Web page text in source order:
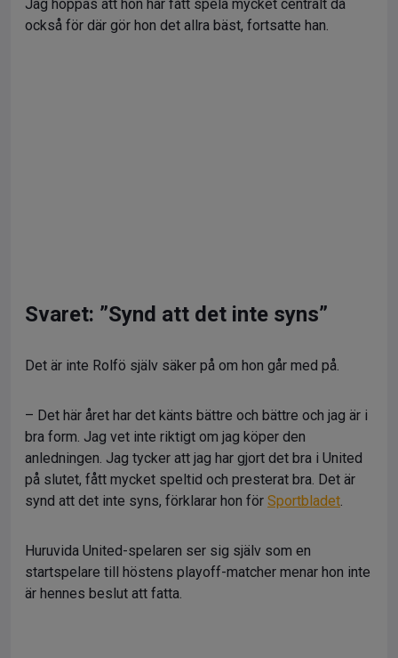
Jag hoppas att hon har fått spela mycket centralt då
också för där gör hon det allra bäst, fortsatte han.
Svaret: ”Synd att det inte syns”
Det är inte Rolfö själv säker på om hon går med på.
– Det här året har det känts bättre och bättre och jag är i
bra form. Jag vet inte riktigt om jag köper den
anledningen. Jag tycker att jag har gjort det bra i United
på slutet, fått mycket speltid och presterat bra. Det är
synd att det inte syns, förklarar hon för Sportbladet.
Huruvida United-spelaren ser sig själv som en
startspelare till höstens playoff-matcher menar hon inte
är hennes beslut att fatta.